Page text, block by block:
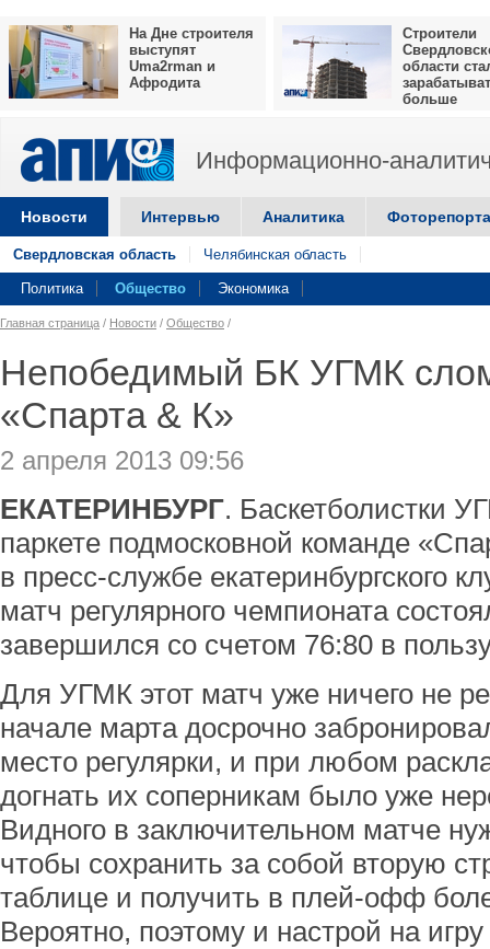
На Дне строителя
выступят
Uma2rman и
Афродита
Строители
области
больше
Информационно-
Новости Интервью Аналитика
Свердловская область Челябинская область
Политика Общество Экономика
Главная страница / Новости / Общество /
Непобедимый БК УГМК
«Спарта & К»
2 апреля 2013 09:56
ЕКАТЕРИНБУРГ. Баскетболистки
паркете подмосковной команде
в пресс-службе екатеринбургского
матч регулярного чемпионата
завершился со счетом 76:80 в
Для УГМК этот матч уже ничего не
начале марта досрочно
место регулярки, и при любом
догнать их соперникам было уже
Видного в заключительном матче
чтобы сохранить за собой вторую
таблице и получить в плей-офф
Вероятно, поэтому и настрой на